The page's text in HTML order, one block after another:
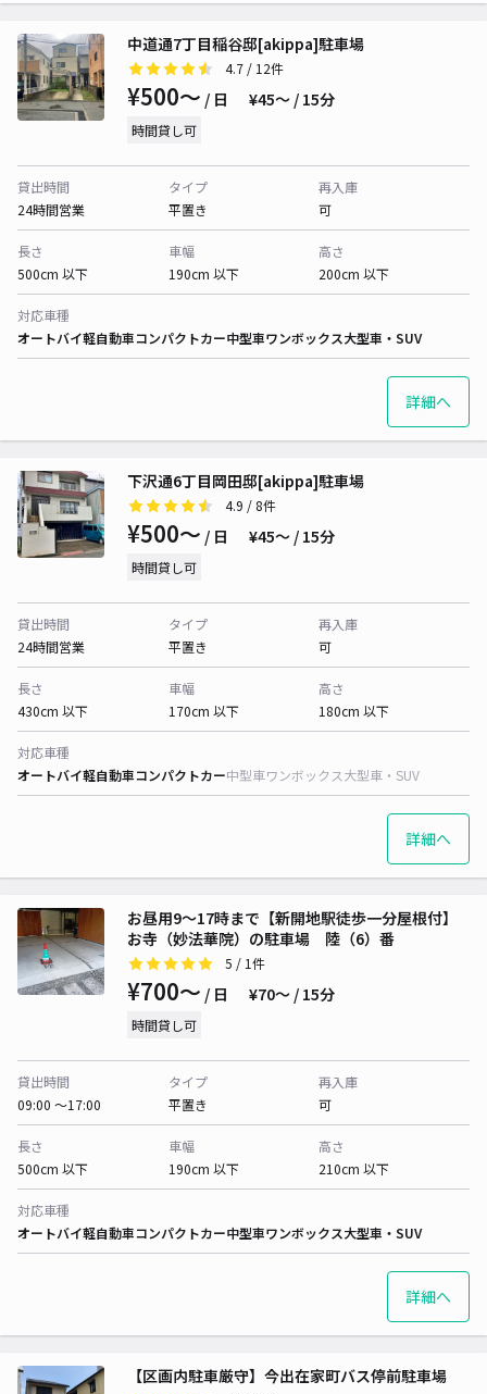
中道通7丁目稲谷邸[akippa]駐車場
4.7 / 12件
¥500〜 / 日 ¥45〜 / 15分
時間貸し可
貸出時間
24時間営業
タイプ
平置き
再入庫
可
長さ
500cm 以下
車幅
190cm 以下
高さ
200cm 以下
対応車種
オートバイ軽自動車コンパクトカー中型車ワンボックス大型車・SUV
詳細へ
下沢通6丁目岡田邸[akippa]駐車場
4.9 / 8件
¥500〜 / 日 ¥45〜 / 15分
時間貸し可
貸出時間
24時間営業
タイプ
平置き
再入庫
可
長さ
430cm 以下
車幅
170cm 以下
高さ
180cm 以下
対応車種
オートバイ軽自動車コンパクトカー中型車ワンボックス大型車・SUV
詳細へ
お昼用9〜17時まで【新開地駅徒歩一分屋根付】
お寺（妙法華院）の駐車場 陸（6）番
5 / 1件
¥700〜 / 日 ¥70〜 / 15分
時間貸し可
貸出時間
09:00 〜17:00
タイプ
平置き
再入庫
可
長さ
500cm 以下
車幅
190cm 以下
高さ
210cm 以下
対応車種
オートバイ軽自動車コンパクトカー中型車ワンボックス大型車・SUV
詳細へ
【区画内駐車厳守】今出在家町バス停前駐車場